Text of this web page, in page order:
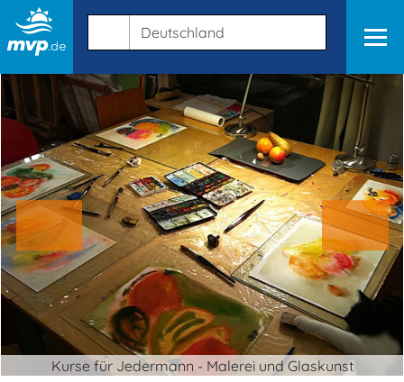
Kurse für Jedermann - Malerei und Glaskunst